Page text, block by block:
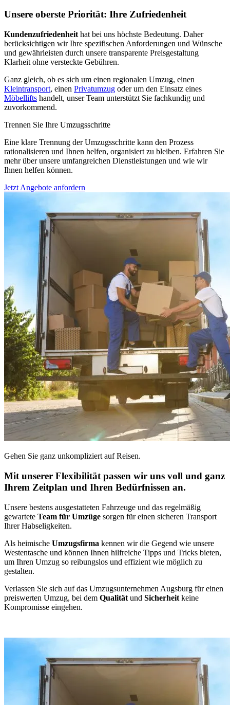
Unsere oberste Priorität: Ihre Zufriedenheit
Kundenzufriedenheit hat bei uns höchste Bedeutung. Daher
berücksichtigen wir Ihre spezifischen Anforderungen und Wünsche
und gewährleisten durch unsere transparente Preisgestaltung
Klarheit ohne versteckte Gebühren.
Ganz gleich, ob es sich um einen regionalen Umzug, einen
Kleintransport, einen Privatumzug oder um den Einsatz eines
Möbellifts handelt, unser Team unterstützt Sie fachkundig und
zuvorkommend.
Trennen Sie Ihre Umzugsschritte
Eine klare Trennung der Umzugsschritte kann den Prozess
rationalisieren und Ihnen helfen, organisiert zu bleiben. Erfahren Sie
mehr über unsere umfangreichen Dienstleistungen und wie wir
Ihnen helfen können.
Jetzt Angebote anfordern
Gehen Sie ganz unkompliziert auf Reisen.
Mit unserer Flexibilität passen wir uns voll und ganz
Ihrem Zeitplan und Ihren Bedürfnissen an.
Unsere bestens ausgestatteten Fahrzeuge und das regelmäßig
gewartete Team für Umzüge sorgen für einen sicheren Transport
Ihrer Habseligkeiten.
Als heimische Umzugsfirma kennen wir die Gegend wie unsere
Westentasche und können Ihnen hilfreiche Tipps und Tricks bieten,
um Ihren Umzug so reibungslos und effizient wie möglich zu
gestalten.
Verlassen Sie sich auf das Umzugsunternehmen Augsburg für einen
preiswerten Umzug, bei dem Qualität und Sicherheit keine
Kompromisse eingehen.